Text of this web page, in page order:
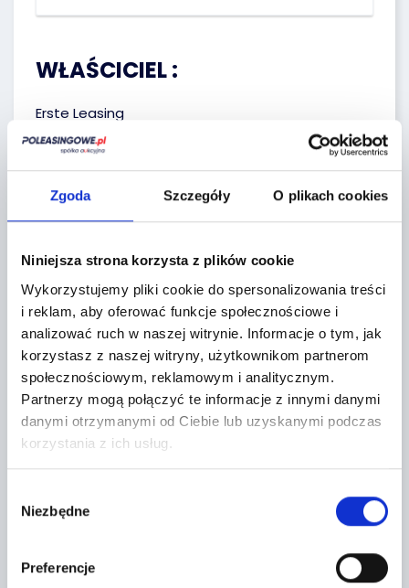
Zgoda Szczegóły O plikach cookies
Niniejsza strona korzysta z plików cookie
Wykorzystujemy pliki cookie do spersonalizowania treści
i reklam, aby oferować funkcje społecznościowe i
analizować ruch w naszej witrynie. Informacje o tym, jak
korzystasz z naszej witryny, użytkownikom partnerom
społecznościowym, reklamowym i analitycznym.
Partnerzy mogą połączyć te informacje z innymi danymi
danymi otrzymanymi od Ciebie lub uzyskanymi podczas
korzystania z ich usług.
zgody
Niezbędne
Preferencje
WŁAŚCICIEL :
Erste Leasing
Regulaminy sprzedawcy
Lokalizacja:
Miękinia,
Aukcyjna 1
+